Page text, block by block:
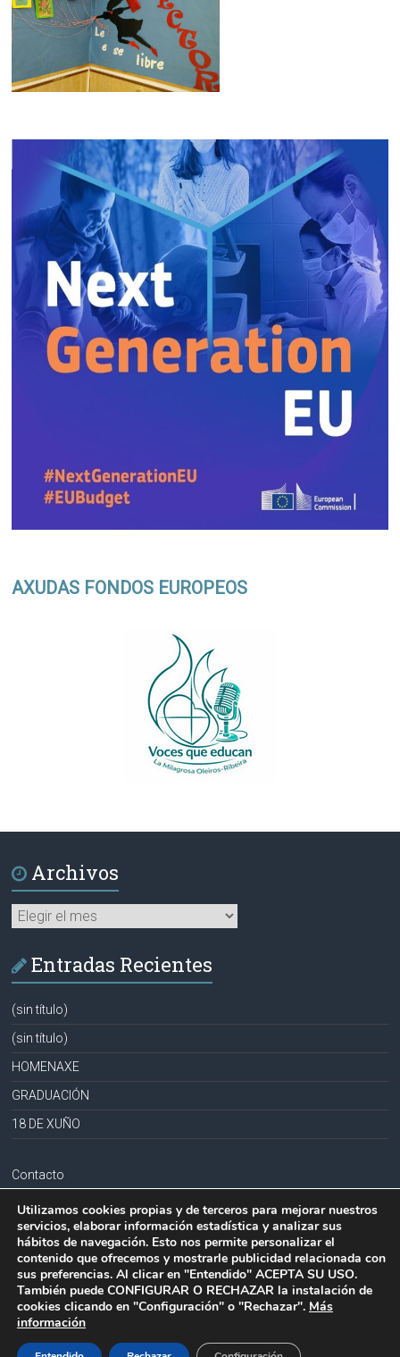
AXUDAS FONDOS EUROPEOS
Archivos
Archivos
Entradas Recientes
(sin título)
(sin título)
HOMENAXE
GRADUACIÓN
18 DE XUÑO
Contacto
Aviso legal
Política de privacidad
Política de cookies
Copyright © 2026
Todos los derechos reservados.
Utilizamos cookies propias y de terceros para mejorar nuestros
servicios, elaborar información estadística y analizar sus
hábitos de navegación. Esto nos permite personalizar el
contenido que ofrecemos y mostrarle publicidad relacionada con
sus preferencias. Al clicar en "Entendido" ACEPTA SU USO.
También puede CONFIGURAR O RECHAZAR la instalación de
cookies clicando en "Configuración" o "Rechazar". Más
información